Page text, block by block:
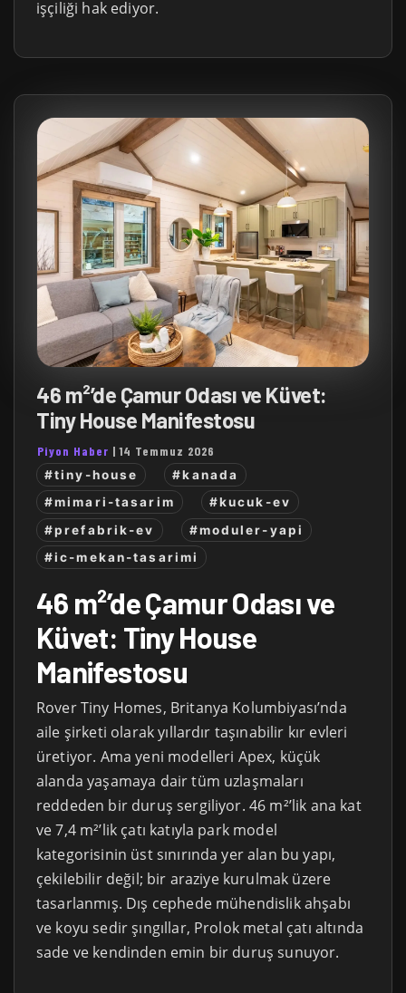
işçiliği hak ediyor.
46 m²’de Çamur Odası ve Küvet:
Tiny House Manifestosu
Piyon Haber |14 Temmuz 2026
#tiny-house
#kanada
#mimari-tasarim
#kucuk-ev
#prefabrik-ev
#moduler-yapi
#ic-mekan-tasarimi
46 m²’de Çamur Odası ve
Küvet: Tiny House
Manifestosu
Rover Tiny Homes, Britanya Kolumbiyası’nda
aile şirketi olarak yıllardır taşınabilir kır evleri
üretiyor. Ama yeni modelleri Apex, küçük
alanda yaşamaya dair tüm uzlaşmaları
reddeden bir duruş sergiliyor. 46 m²’lik ana kat
ve 7,4 m²’lik çatı katıyla park model
kategorisinin üst sınırında yer alan bu yapı,
çekilebilir değil; bir araziye kurulmak üzere
tasarlanmış. Dış cephede mühendislik ahşabı
ve koyu sedir şıngıllar, Prolok metal çatı altında
sade ve kendinden emin bir duruş sunuyor.